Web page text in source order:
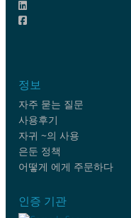
정보
자주 묻는 질문
사용후기
자귀 ~의 사용
은둔 정책
어떻게 에게 주문하다
인증 기관